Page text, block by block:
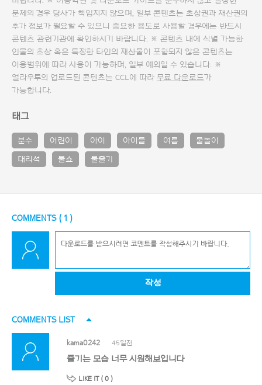
문제의 경우 당사가 책임지지 않으며, 일부 콘텐츠는 초상권과 재산권의
추가 정보가 필요할 수 있으니 중요한 용도로 사용할 경우에는 반드시
콘텐츠 관련기관에 확인하시기 바랍니다. ※ 콘텐츠 내에 식별 가능한
인물의 초상 혹은 특정한 타인의 재산물이 포함되지 않은 콘텐츠는
이용범위에 따라 사용이 가능하며, 일부 예외일 수 있습니다. ※
얼라우투의 업로드된 콘텐츠는 CCL에 따라 무료 다운로드가
가능합니다.
태그
분수 어린이 아이 아이들 여름 물놀이
대리석 물쇼 물줄기
COMMENTS ( 1 )
작성
COMMENTS LIST
kama0242 45일전
즐기는 모습 너무 시원해보입니다
LIKE IT ( 0 )